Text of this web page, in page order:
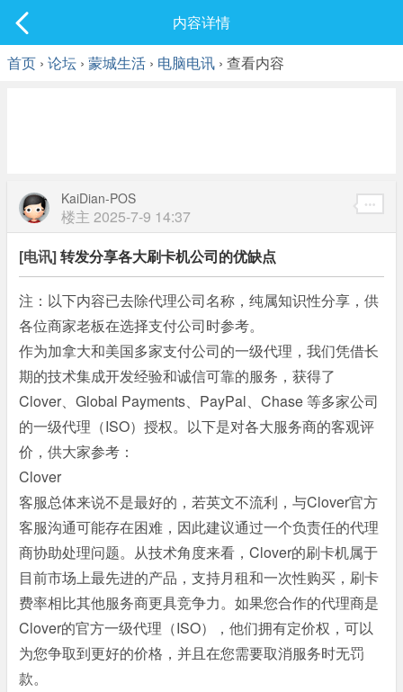
最新发表
内容详情
首页 › 论坛 › 蒙城生活 › 电脑电讯 › 查看内容
KaiDian-POS
楼主 2025-7-9 14:37
[电讯]转发分享各大刷卡机公司的优缺点
注：以下内容已去除代理公司名称，纯属知识性分享，供
各位商家老板在选择支付公司时参考。
作为加拿大和美国多家支付公司的一级代理，我们凭借长
期的技术集成开发经验和诚信可靠的服务，获得了
Clover、Global Payments、PayPal、Chase 等多家公司
的一级代理（ISO）授权。以下是对各大服务商的客观评
价，供大家参考：
Clover
客服总体来说不是最好的，若英文不流利，与Clover官方
客服沟通可能存在困难，因此建议通过一个负责任的代理
商协助处理问题。从技术角度来看，Clover的刷卡机属于
目前市场上最先进的产品，支持月租和一次性购买，刷卡
费率相比其他服务商更具竞争力。如果您合作的代理商是
Clover的官方一级代理（ISO），他们拥有定价权，可以
为您争取到更好的价格，并且在您需要取消服务时无罚
款。